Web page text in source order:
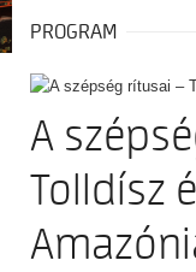
PROGRAM
A
Tolldísz